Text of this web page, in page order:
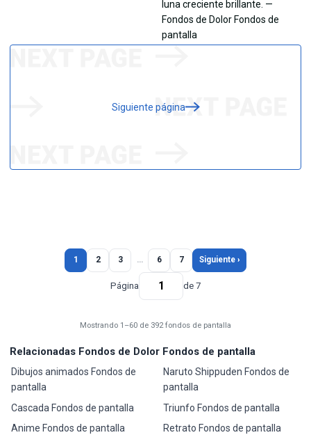
Siguiente página
1 2 3 … 6 7 Siguiente ›
Página de 7
Mostrando 1–60 de 392 fondos de pantalla
Relacionadas Fondos de Dolor Fondos de pantalla
Dibujos animados Fondos de
pantalla
Cascada Fondos de pantalla
Anime Fondos de pantalla
Naruto Shippuden Fondos de
pantalla
Triunfo Fondos de pantalla
Retrato Fondos de pantalla